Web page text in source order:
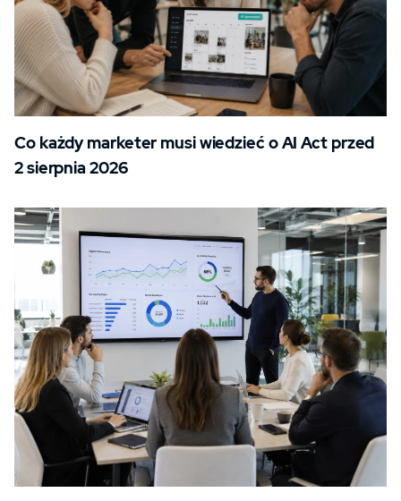
Co każdy marketer musi wiedzieć o AI Act przed
2 sierpnia 2026